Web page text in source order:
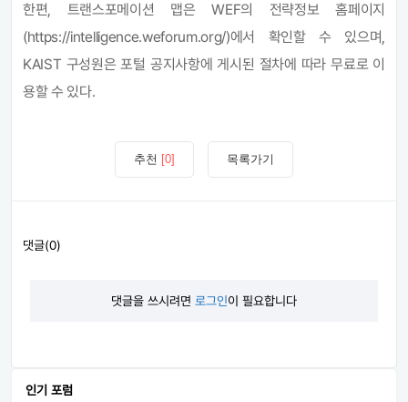
한편, 트랜스포메이션 맵은 WEF의 전략정보 홈페이지
(https://intelligence.weforum.org/)에서 확인할 수 있으며,
KAIST 구성원은 포털 공지사항에 게시된 절차에 따라 무료로 이
용할 수 있다.
추천 [0] 목록가기
댓글(0)
댓글을 쓰시려면 로그인이 필요합니다
인기 포럼